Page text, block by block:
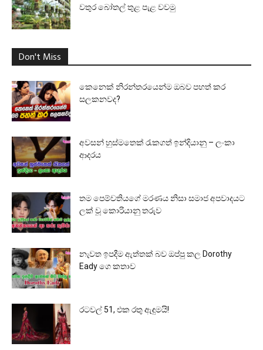
වතුර බෝතල් තුළ පැළ වවමු
Don't Miss
කෙනෙක් නිරන්තරයෙන්ම ඔබව පහත් කර
සලකනවද?
අවසන් හුස්මතෙක් රැකගත් ඉන්දියානු – ලංකා
ආදරය
තම පෙම්වතියගේ මරණය නිසා සමාජ අපවාදයට
ලක් වූ කොරියානු තරුව
නැවත ඉපදීම ඇත්තක් බව ඔප්පු කල Dorothy
Eady ගෙ කතාව
රටවල් 51, එක රතු ඇඳුමයි!